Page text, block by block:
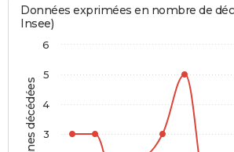
Données exprimées en nombre de
Insee)
3
4
5
6